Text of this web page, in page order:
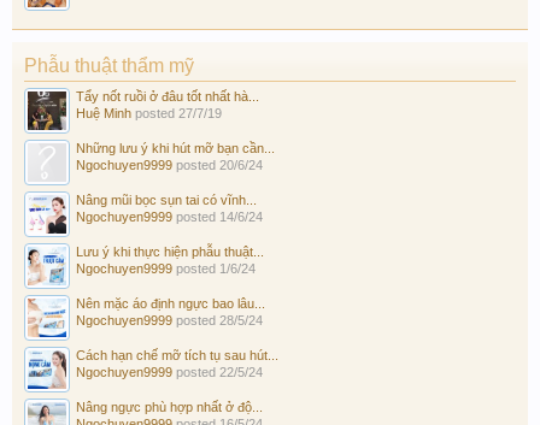
Phẫu thuật thẩm mỹ
Tẩy nốt ruồi ở đâu tốt nhất hà...
Huệ Minh posted 27/7/19
Những lưu ý khi hút mỡ bạn cần...
Ngochuyen9999 posted 20/6/24
Nâng mũi bọc sụn tai có vĩnh...
Ngochuyen9999 posted 14/6/24
Lưu ý khi thực hiện phẫu thuật...
Ngochuyen9999 posted 1/6/24
Nên mặc áo định ngực bao lâu...
Ngochuyen9999 posted 28/5/24
Cách hạn chế mỡ tích tụ sau hút...
Ngochuyen9999 posted 22/5/24
Nâng ngực phù hợp nhất ở độ...